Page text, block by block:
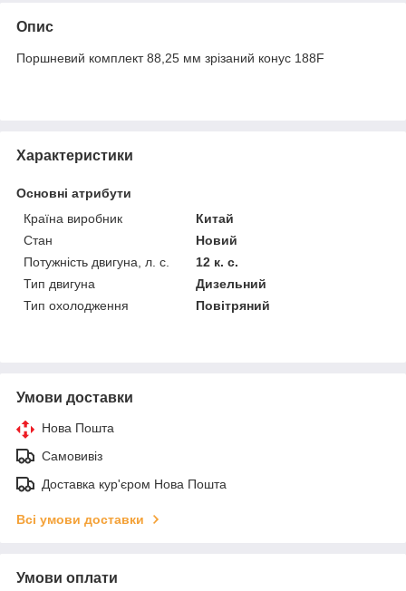
Опис
Поршневий комплект 88,25 мм зрізаний конус 188F
Характеристики
Основні атрибути
Країна виробник
Китай
Стан
Новий
Потужність двигуна, л. с.
12 к. с.
Тип двигуна
Дизельний
Тип охолодження
Повітряний
Умови доставки
Нова Пошта
Самовивіз
Доставка кур'єром Нова Пошта
Всі умови доставки
Умови оплати